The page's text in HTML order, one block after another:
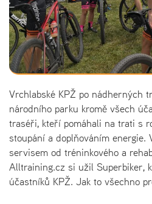
Vrchlabské KPŽ po nádherných
národního parku kromě všech
traséři, kteří pomáhali na trati s
stoupání a doplňováním energie.
servisem od tréninkového a
Alltraining.cz si užil Superbiker,
účastníků KPŽ. Jak to všechno